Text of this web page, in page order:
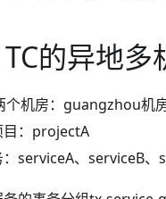
的异地多
个机房：guangzhou机
目：projectA
serviceA、serviceB、